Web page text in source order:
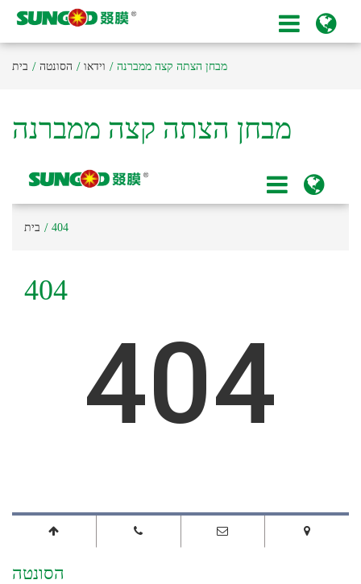
בית הסונטה וידאו מבחן הצתה קצה ממברנה
מבחן הצתה קצה ממברנה
הסונטה